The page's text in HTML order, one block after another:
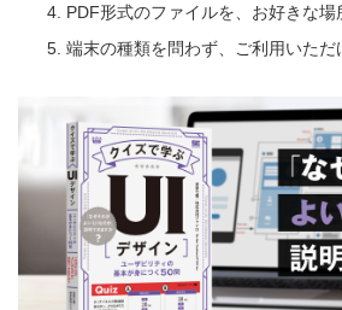
PDF形式のファイルを、お好きな場
端末の種類を問わず、ご利用いただ